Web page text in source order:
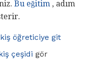
Bu eğitim , adım
öğreticiye git
çeşidi gör